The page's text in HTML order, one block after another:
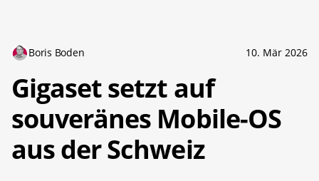
Boris Boden 10. Mär 2026
Gigaset setzt auf
souveränes Mobile-OS
aus der Schweiz